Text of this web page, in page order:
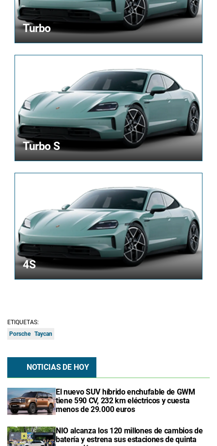
Turbo
Turbo S
4S
ETIQUETAS:
Porsche Taycan
NOTICIAS DE HOY
El nuevo SUV híbrido enchufable de GWM
tiene 590 CV, 232 km eléctricos y cuesta
menos de 29.000 euros
NIO alcanza los 120 millones de cambios de
batería y estrena sus estaciones de quinta